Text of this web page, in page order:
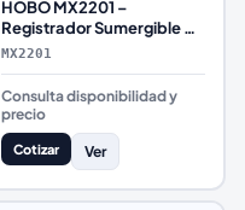
HOBO MX2201 –
Registrador Sumergible de
Temperatura con
MX2201
Consulta disponibilidad y
precio
Cotizar Ver